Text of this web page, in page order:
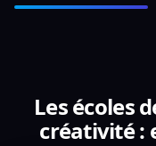
Les écoles
créativité :